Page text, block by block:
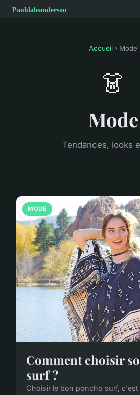
Accueil › Mode
👗
Mode
Tendances, looks
MODE
Comment choisir
surf ?
Choisir le bon poncho surf,